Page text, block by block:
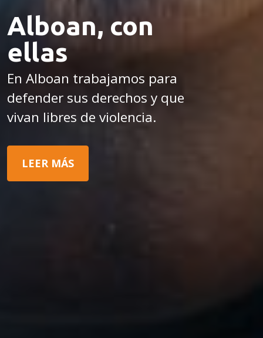
Alboan, con
ellas
En Alboan trabajamos para
defender sus derechos y que
vivan libres de violencia.
LEER MÁS